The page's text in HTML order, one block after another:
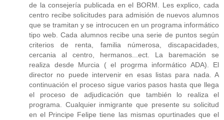
de la consejería publicada en el BORM. Les explico, cada
centro recibe solicitudes para admisión de nuevos alumnos
que se tramitan y se introcucen en un programa informático
tipo web. Cada alumnos recibe una serie de puntos según
criterios de renta, familia númerosa, discapacidades,
cercania al centro, hermanos...ect. La baremación se
realiza desde Murcia ( el progrma informático ADA). El
director no puede intervenir en esas listas para nada. A
continuación el proceso sigue varios pasos hasta que llega
el proceso de adjudicación que también lo realiza el
programa. Cualquier inmigrante que presente su solicitud
en el Principe Felipe tiene las mismas opurtinades que el